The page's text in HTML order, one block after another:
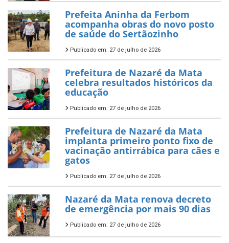
Prefeita Aninha da Ferbom
acompanha obras do novo posto
de saúde do Sertãozinho
Publicado em: 27 de julho de 2026
Prefeitura de Nazaré da Mata
celebra resultados históricos da
educação
Publicado em: 27 de julho de 2026
Prefeitura de Nazaré da Mata
implanta primeiro ponto fixo de
vacinação antirrábica para cães e
gatos
Publicado em: 27 de julho de 2026
Nazaré da Mata renova decreto
de emergência por mais 90 dias
Publicado em: 27 de julho de 2026